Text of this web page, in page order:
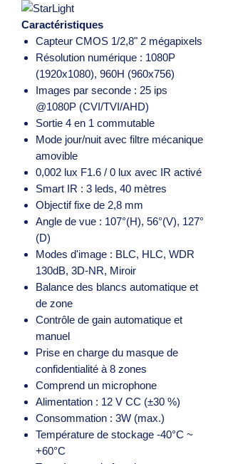
Caractéristiques
Capteur CMOS 1/2,8" 2 mégapixels
Résolution numérique : 1080P
(1920x1080), 960H (960x756)
Images par seconde : 25 ips
@1080P (CVI/TVI/AHD)
Sortie 4 en 1 commutable
Mode jour/nuit avec filtre mécanique
amovible
0,002 lux F1.6 / 0 lux avec IR activé
Smart IR : 3 leds, 40 mètres
Objectif fixe de 2,8 mm
Angle de vue : 107°(H), 56°(V), 127°
(D)
Modes d'image : BLC, HLC, WDR
130dB, 3D-NR, Miroir
Balance des blancs automatique et
de zone
Contrôle de gain automatique et
manuel
Prise en charge du masque de
confidentialité à 8 zones
Comprend un microphone
Alimentation : 12 V CC (±30 %)
Consommation : 3W (max.)
Température de stockage -40°C ~
+60°C